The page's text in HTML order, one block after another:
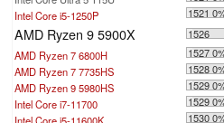
Intel Core i5-1250P
1521
AMD Ryzen 9 5900X
1526
AMD Ryzen 7 6800H
1527
AMD Ryzen 7 7735HS
1528
AMD Ryzen 9 5980HS
1529
Intel Core i7-11700
1529
1530